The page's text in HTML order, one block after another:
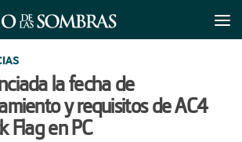
la fecha de
y requisitos de AC4
Flag en PC